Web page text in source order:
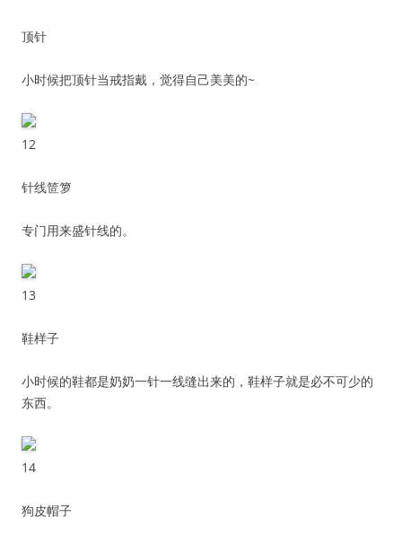
顶针
小时候把顶针当戒指戴，觉得自己美美的~
12
针线笸箩
专门用来盛针线的。
13
鞋样子
小时候的鞋都是奶奶一针一线缝出来的，鞋样子就是必不可少的
东西。
14
狗皮帽子